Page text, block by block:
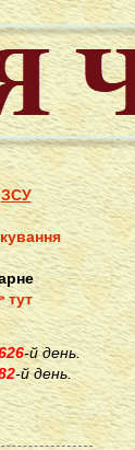
ЗСУ
тут
-й день.
-й день.